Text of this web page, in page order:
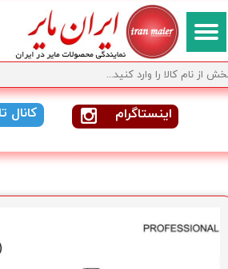
کانال اینستاگرام